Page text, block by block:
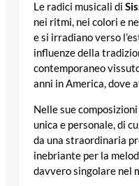
Le radici musicali di
nei ritmi, nei colori e
e si irradiano verso
influenze della
contemporaneo
anni in America, dove
Nelle sue
unica e personale, di
da una straordinaria
inebriante per la
davvero singolare nel